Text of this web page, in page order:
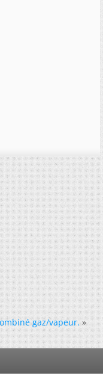
gaz/vapeur. »